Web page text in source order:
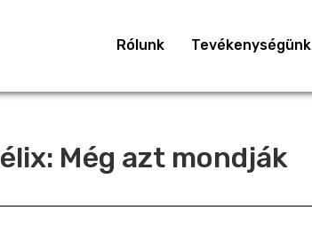
Rólunk Tevékenységünk
Még azt mondják